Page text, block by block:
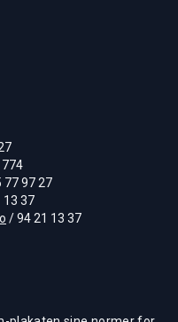
774
77 97 27
13 37
/ 94 21 13 37